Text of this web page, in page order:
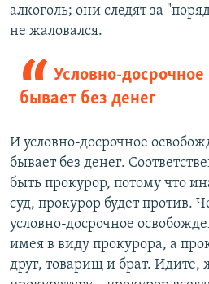
алкоголь; они следят за
не жаловался.
Условно-
бывает без денег
И условно-досрочное
бывает без денег.
быть прокурор, потому что
суд, прокурор будет против.
условно-досрочное
имея в виду прокурора, а
друг, товарищ и брат. Идите,